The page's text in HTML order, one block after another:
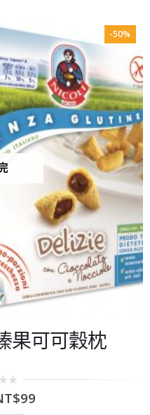
-50%
果可可穀枕
99